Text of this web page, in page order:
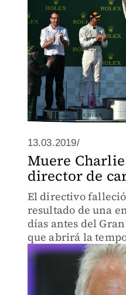
13.03.2019/
Muere
director de
El directivo falleció
resultado de una
días antes del
que abrirá la